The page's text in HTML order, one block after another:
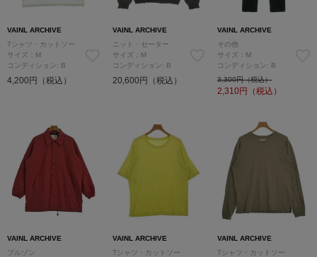
VAINL ARCHIVE
Tシャツ・カットソー
サイズ：M
コンディション: B
4,200円（税込）
VAINL ARCHIVE
ニット・セーター
サイズ：M
コンディション: B
20,600円（税込）
VAINL ARCHIVE
その他
サイズ：M
コンディション: B
3,300円（税込）
2,310円（税込）
VAINL ARCHIVE
ブルゾン
VAINL ARCHIVE
Tシャツ・カットソー
VAINL ARCHIVE
Tシャツ・カットソー